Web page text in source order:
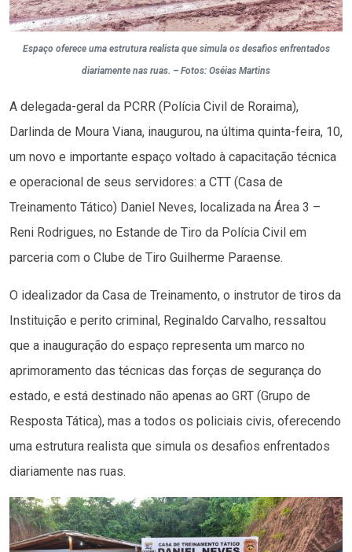
Espaço oferece uma estrutura realista que simula os desafios enfrentados
diariamente nas ruas. – Fotos: Oséias Martins
A delegada-geral da PCRR (Polícia Civil de Roraima),
Darlinda de Moura Viana, inaugurou, na última quinta-feira, 10,
um novo e importante espaço voltado à capacitação técnica
e operacional de seus servidores: a CTT (Casa de
Treinamento Tático) Daniel Neves, localizada na Área 3 –
Reni Rodrigues, no Estande de Tiro da Polícia Civil em
parceria com o Clube de Tiro Guilherme Paraense.
O idealizador da Casa de Treinamento, o instrutor de tiros da
Instituição e perito criminal, Reginaldo Carvalho, ressaltou
que a inauguração do espaço representa um marco no
aprimoramento das técnicas das forças de segurança do
estado, e está destinado não apenas ao GRT (Grupo de
Resposta Tática), mas a todos os policiais civis, oferecendo
uma estrutura realista que simula os desafios enfrentados
diariamente nas ruas.